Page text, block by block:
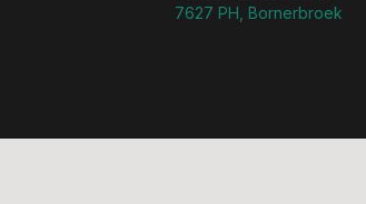
7627 PH, Bornerbroek